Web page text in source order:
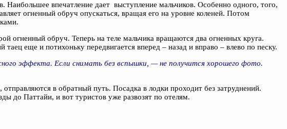
впечатление дает выступление мальчиков. Особенно одного, того,
огненный обруч опускаться, вращая его на уровне коленей. Потом
огненный обруч. Теперь на теле мальчика вращаются два огненных круга.
еще и потихоньку передвигается вперед – назад и вправо – влево по песку.
эффекта. Если снимать без вспышки, — не получится хорошего фото.
в обратный путь. Посадка в лодки проходит без затруднений.
до Паттайи, и вот туристов уже развозят по отелям.